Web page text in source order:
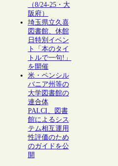
（8/24-25・大
阪府）
埼玉県立久喜
図書館、休館
日特別イベン
ト「本のタイ
トルで一句!」
を開催
米・ペンシル
バニア州等の
大学図書館の
連合体
PALCI、図書
館によるシス
テム相互運用
性評価のため
のガイドを公
開